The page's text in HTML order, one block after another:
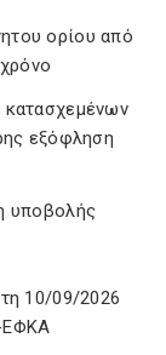
ορίου από
κατασχεμένων
εξόφληση
υποβολής
10/09/2026
ΕΦΚΑ